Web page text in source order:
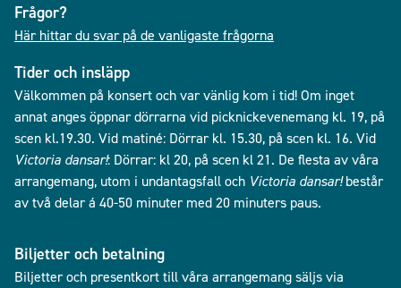
Frågor?
Här hittar du svar på de vanligaste frågorna
Tider och insläpp
Välkommen på konsert och var vänlig kom i tid! Om inget
annat anges öppnar dörrarna vid picknickevenemang kl. 19, på
scen kl.19.30. Vid matiné: Dörrar kl. 15.30, på scen kl. 16. Vid
Victoria dansar!: Dörrar: kl 20, på scen kl 21. De flesta av våra
arrangemang, utom i undantagsfall och Victoria dansar!består
av två delar á 40-50 minuter med 20 minuters paus.
Biljetter och betalning
Biljetter och presentkort till våra arrangemang säljs via